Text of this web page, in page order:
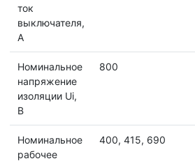
ток
выключателя,
А
Номинальное
напряжение
изоляции Ui,
B
800
Номинальное
рабочее
400, 415, 690